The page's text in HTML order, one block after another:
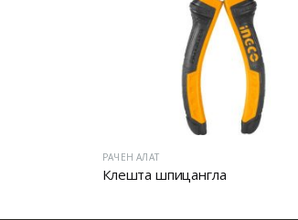
РАЧЕН АЛАТ
Клешта шпицангла